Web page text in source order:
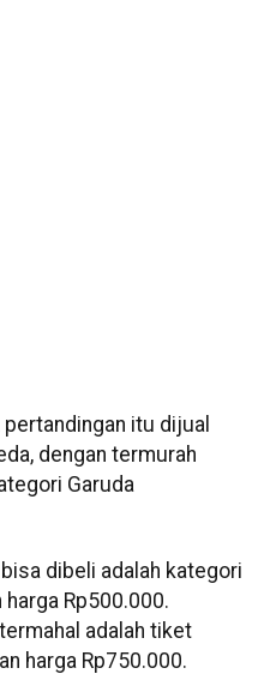
itu dijual
dengan termurah
Garuda
dibeli adalah kategori
Rp500.000.
adalah tiket
harga Rp750.000.